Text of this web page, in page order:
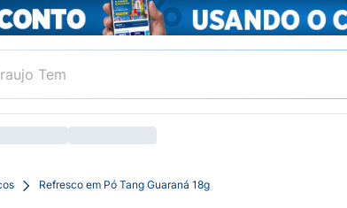
Refresco em Pó Tang Guaraná 18g